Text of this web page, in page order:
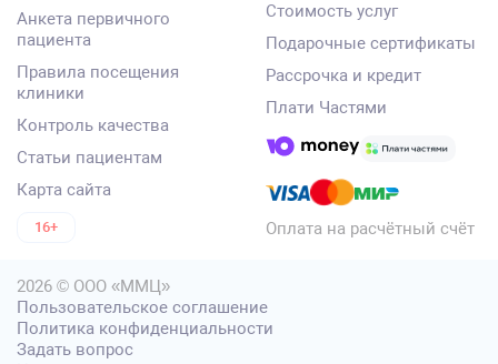
Анкета первичного
пациента
Правила посещения
клиники
Контроль качества
Статьи пациентам
Карта сайта
16+
Стоимость услуг
Подарочные сертификаты
Рассрочка и кредит
Плати Частями
Оплата на расчётный счёт
2026 © ООО «ММЦ»
Пользовательское соглашение
Политика конфиденциальности
Задать вопрос